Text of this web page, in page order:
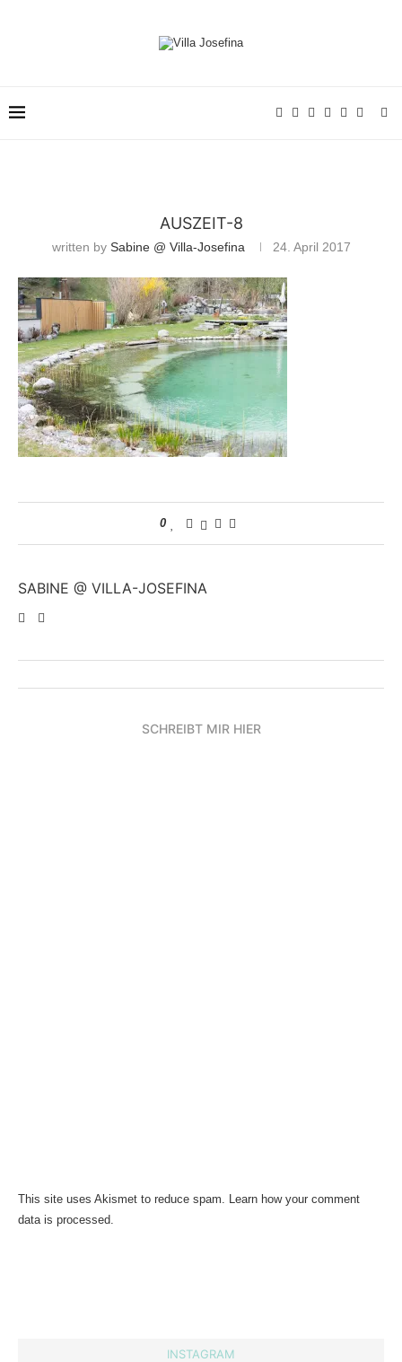
AUSZEIT-8
written by Sabine @ Villa-Josefina 24. April 2017
0
SABINE @ VILLA-JOSEFINA
SCHREIBT MIR HIER
This site uses Akismet to reduce spam. Learn how your comment
data is processed.
INSTAGRAM